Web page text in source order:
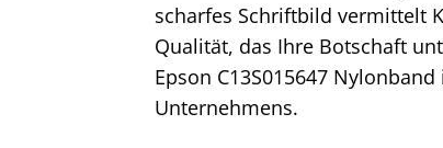
scharfes Schriftbild vermittelt
Qualität, das Ihre Botschaft
Epson C13S015647
Unternehmens.